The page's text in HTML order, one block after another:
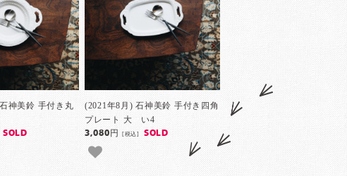
神美鈴 手付き丸
SOLD
(2021年8月) 石神美鈴 手付き四角
プレート 大 い4
3,080円[税込] SOLD